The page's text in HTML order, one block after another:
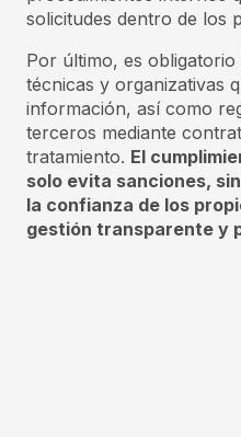
solicitudes dentro de los
Por último, es obligatorio
técnicas y organizativas
información, así como
terceros mediante
tratamiento. El
solo evita sanciones,
la confianza de los
gestión transparente y